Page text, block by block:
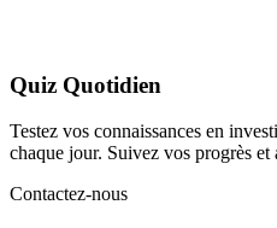
Quiz Quotidien
Testez vos connaissances en
chaque jour. Suivez vos progrès et
Contactez-nous